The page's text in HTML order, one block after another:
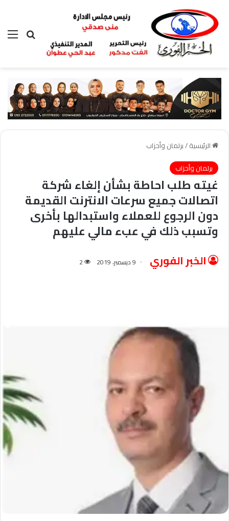
بحث عن
الرئيسية/برلمان وأحزاب
برلمان وأحزاب
غيته طلب احاطة بشأن إلغاء شركة
اتصالات جميع سرعات الانترنت القديمة
دون الرجوع للعملاء واستبدالها بأخرى
وتسبب ذلك في عبء مالي عليهم
الخبر الفوري 9 ديسمبر، 2019 2